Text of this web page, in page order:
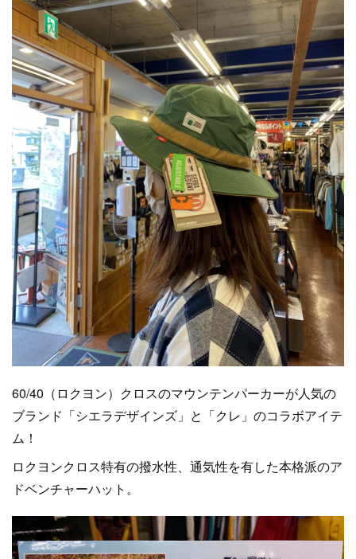
60/40（ロクヨン）クロスのマウンテンパーカーが人気の
ブランド「シエラデザインズ」と「クレ」のコラボアイテ
ム！
ロクヨンクロス特有の撥水性、通気性を有した本格派のア
ドベンチャーハット。